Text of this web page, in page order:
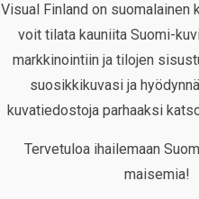
Visual Finland on suomalainen
voit tilata kauniita Suomi-
markkinointiin ja tilojen
suosikkikuvasi ja
kuvatiedostoja parhaaksi
Tervetuloa ihailemaan
maisemia!